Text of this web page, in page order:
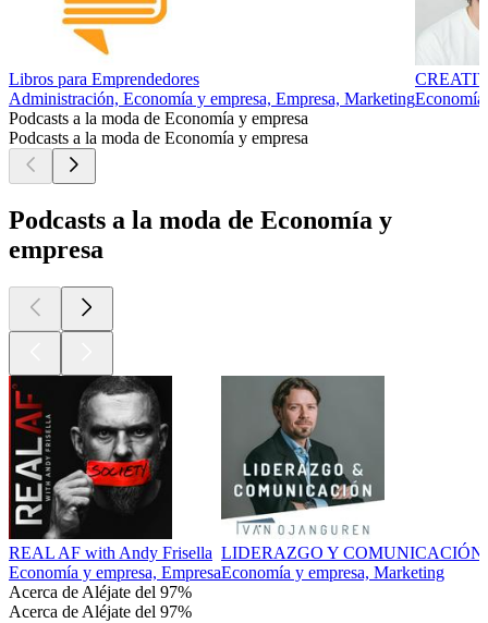
Libros para Emprendedores
Administración, Economía y empresa, Empresa, MarketingEconomía
Podcasts a la moda de Economía y empresa
Podcasts a la moda de Economía y empresa
Podcasts a la moda de Economía y
empresa
REAL AF with Andy Frisella
Economía y empresa, Empresa
LIDERAZGO Y COMUNICACIÓN
Economía y empresa, Marketing
Acerca de Aléjate del 97%
Acerca de Aléjate del 97%